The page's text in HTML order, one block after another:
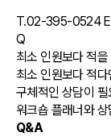
T.02-395-0524
Q
최소 인원보다 적
최소 인원보다 적
구체적인 상담이 필
워크숍 플래너와
Q&A